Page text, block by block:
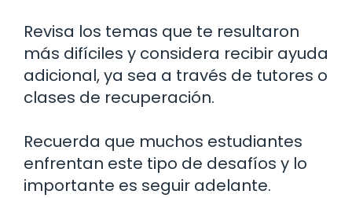
Revisa los temas que te resultaron
más difíciles y considera recibir ayuda
adicional, ya sea a través de tutores o
clases de recuperación.
Recuerda que muchos estudiantes
enfrentan este tipo de desafíos y lo
importante es seguir adelante.